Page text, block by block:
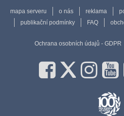
mapa serveru o nás reklama
publikační podmínky
FAQ
Ochrana osobních údajů - GDPR